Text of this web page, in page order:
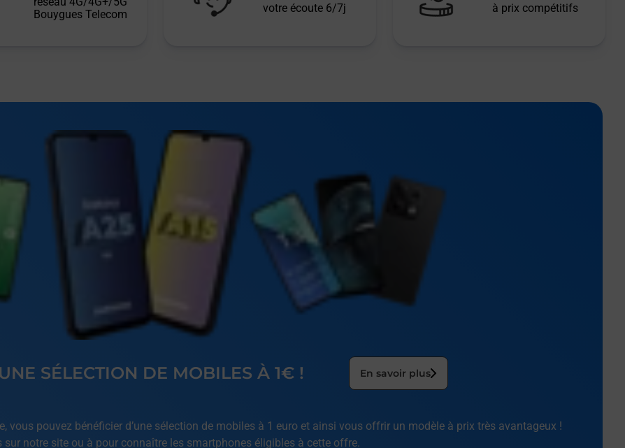
Bouygues Telecom
votre écoute 6/7j
à prix compétitifs
SÉLECTION DE MOBILES À 1€ ! En savoir plus
vous pouvez bénéficier d’une sélection de mobiles à 1 euro et ainsi vous offrir un modèle à prix très avantageux !
sur notre site ou à pour connaître les smartphones éligibles à cette offre.